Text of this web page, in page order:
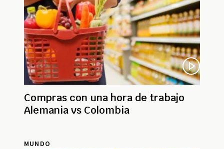
Compras con una hora de trabajo
Alemania vs Colombia
MUNDO